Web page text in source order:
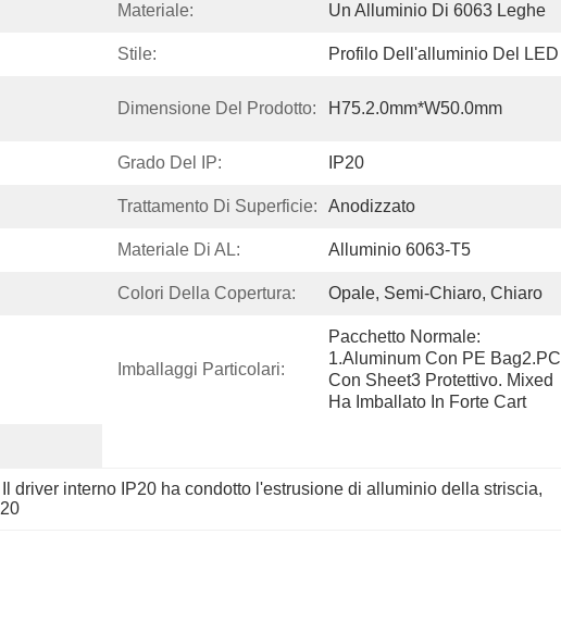
Materiale: Un Alluminio Di 6063 Leghe
Stile: Profilo Dell'alluminio Del LED
Dimensione Del Prodotto: H75.2.0mm*W50.0mm
Grado Del IP: IP20
Trattamento Di Superficie: Anodizzato
Materiale Di AL: Alluminio 6063-T5
Colori Della Copertura: Opale, Semi-Chiaro, Chiaro
Imballaggi Particolari:
Pacchetto Normale:
1.Aluminum Con PE Bag2.PC
Con Sheet3 Protettivo. Mixed
Ha Imballato In Forte Cart
Il driver interno IP20 ha condotto l'estrusione di alluminio della striscia,